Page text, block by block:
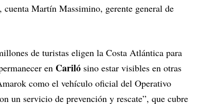
Martín Massimino, gerente general de
de turistas eligen la Costa Atlántica para
en Cariló sino estar visibles en otras
como el vehículo oficial del Operativo
un servicio de prevención y rescate”, que cubre